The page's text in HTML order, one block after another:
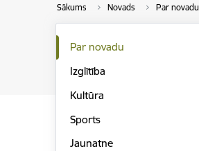
Sākums Novads Par novadu
Par novadu
Izglītība
Kultūra
Sports
Jaunatne